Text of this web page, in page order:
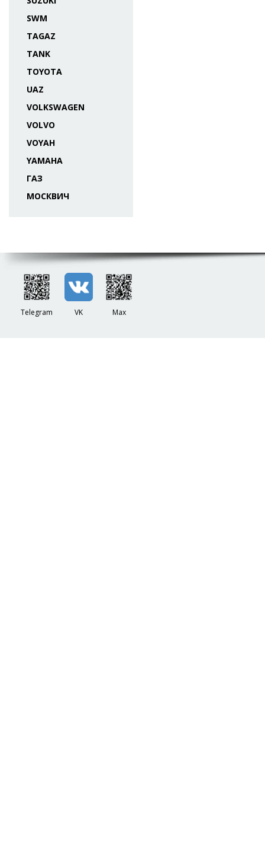
SWM
TAGAZ
TANK
TOYOTA
UAZ
VOLKSWAGEN
VOLVO
VOYAH
YAMAHA
ГАЗ
МОСКВИЧ
Telegram VK Max